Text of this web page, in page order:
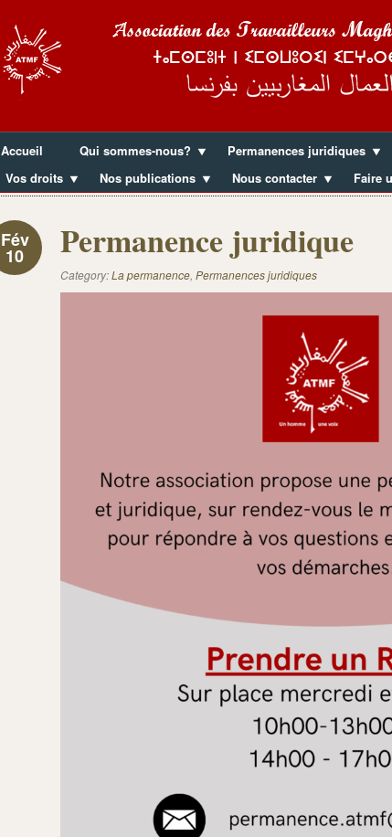
Accueil Qui sommes-nous? Permanences juridiques
Vos droits
Nos publications Nous contacter Faire
Fév
10 Permanence juridique
Category:La permanence, Permanences juridiques